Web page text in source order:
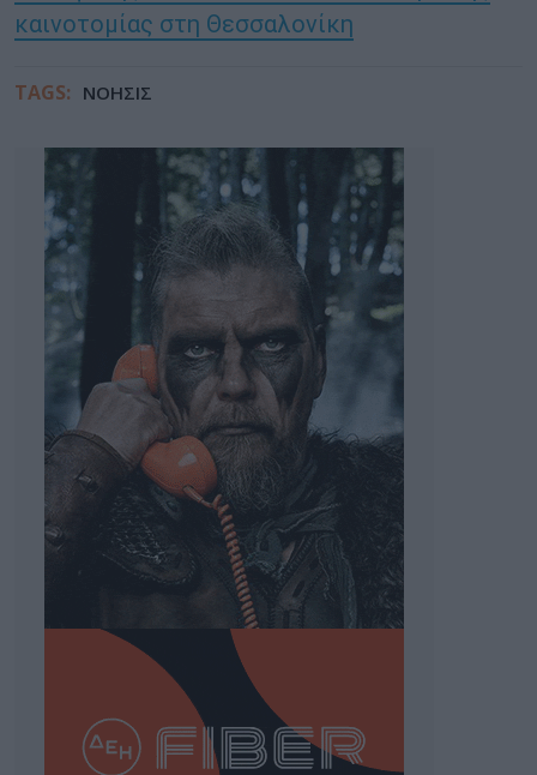
καινοτομίας στη Θεσσαλονίκη
TAGS: ΝΟΗΣΙΣ